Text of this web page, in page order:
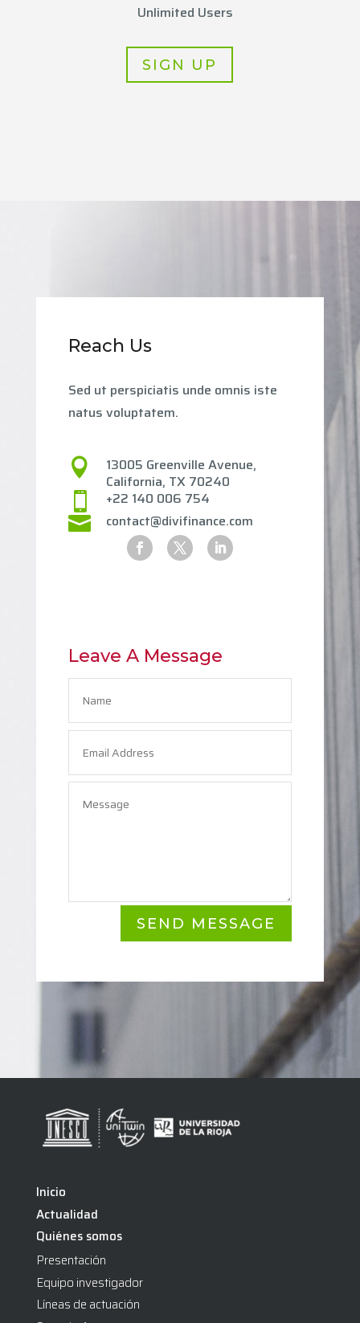
Unlimited Users
SIGN UP
Reach Us
Sed ut perspiciatis unde omnis iste
natus voluptatem.

13005 Greenville Avenue,
California, TX 70240
 +22 140 006 754
 contact@divifinance.com
Leave A Message
SEND MESSAGE
Inicio
Actualidad
Quiénes somos
Presentación
Equipo investigador
Líneas de actuación